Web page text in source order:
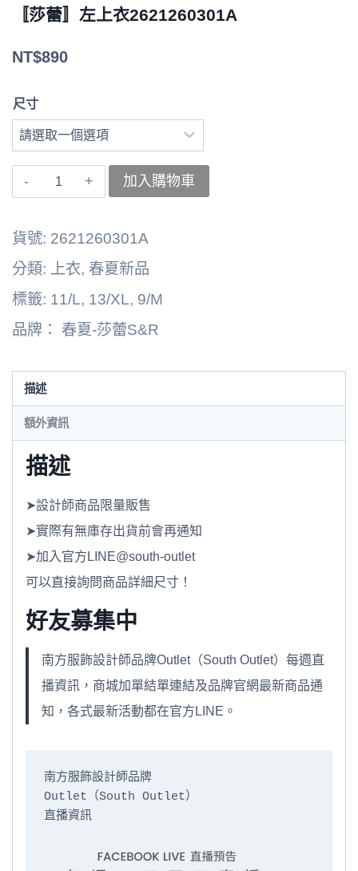
〚莎蕾〛左上衣2621260301A
NT$890
尺寸
〚莎
2621260301A
數
加入購物車
貨號: 2621260301A
分類:
上衣, 春夏新品
標籤: 11/L, 13/XL, 9/M
品牌： 春夏-莎蕾S&R
描述
額外資訊
描述
➤設計師商品限量販售
➤實際有無庫存出貨前會再通知
➤加入官方LINE@south-outlet
可以直接詢問商品詳細尺寸！
好友募集中
南方服飾設計師品牌Outlet（South Outlet）每週直
播資訊，商城加單結單連結及品牌官網最新商品通
知，各式最新活動都在官方LINE。
南方服飾設計師品牌
Outlet（South Outlet）
直播資訊